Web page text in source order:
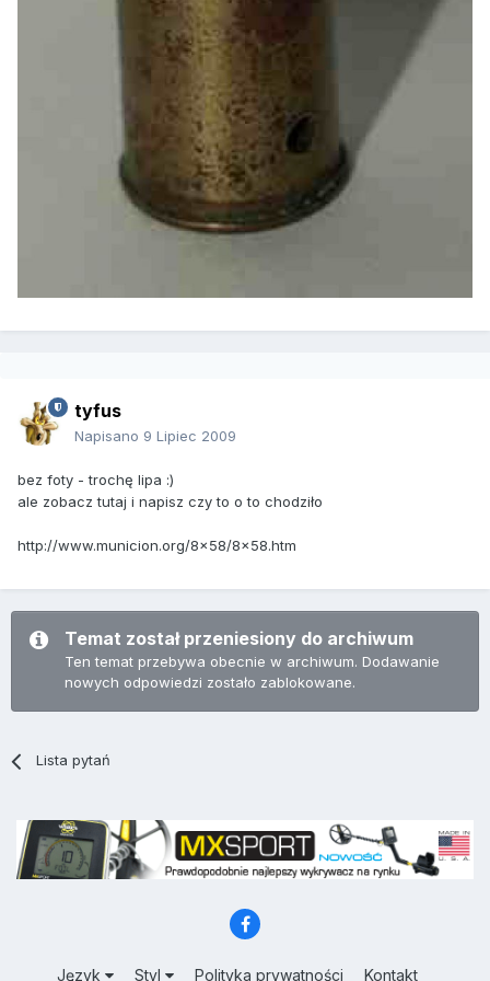
tyfus
Napisano 9 Lipiec 2009
bez foty - trochę lipa :)
ale zobacz tutaj i napisz czy to o to chodziło
http://www.municion.org/8x58/8x58.htm
Temat został przeniesiony do archiwum
Ten temat przebywa obecnie w archiwum. Dodawanie
nowych odpowiedzi zostało zablokowane.
Lista pytań
Język Styl Polityka prywatności Kontakt